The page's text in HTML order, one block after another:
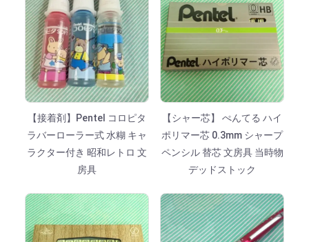
【接着剤】Pentel コロピタ
ラバーローラー式 水糊 キャ
ラクター付き 昭和レトロ 文
房具
【シャー芯】 ぺんてる ハイ
ポリマー芯 0.3mm シャープ
ペンシル 替芯 文房具 当時物
デッドストック